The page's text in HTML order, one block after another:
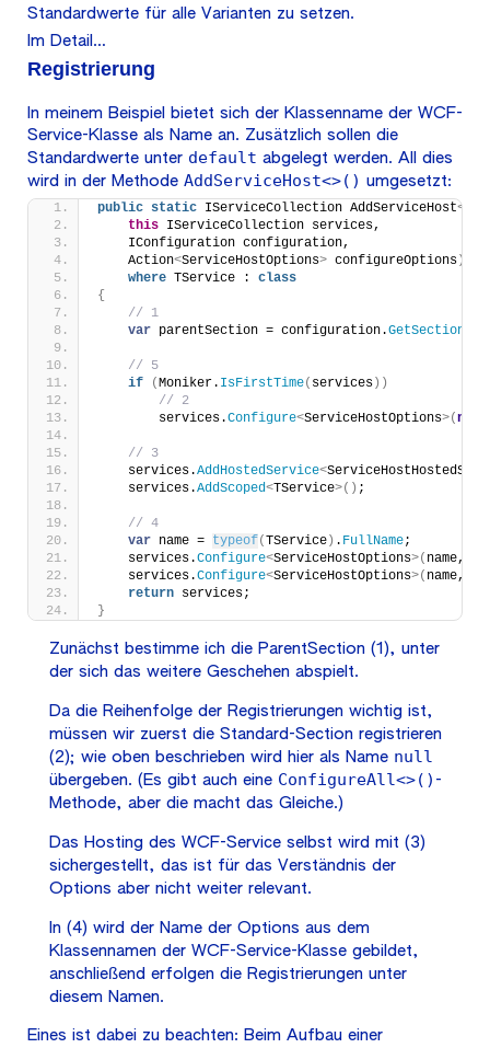
Standardwerte für alle Varianten zu setzen.
Im Detail…
Registrierung
In meinem Beispiel bietet sich der Klassenname der WCF-
Service-Klasse als Name an. Zusätzlich sollen die
Standardwerte unter default abgelegt werden. All dies
wird in der Methode AddServiceHost<>() umgesetzt:
public static IServiceCollection AddServiceHost<
this IServiceCollection services,
    IConfiguration configuration,
    Action
<ServiceHostOptions> configureOptions )
where TService : class
{
// 1
var parentSection = configuration.GetSection
// 5
if
(Moniker. IsFirstTime( services ))
// 2
        services.
Configure<ServiceHostOptions>(null
// 3
    services.
AddHostedService<
    services.
AddScoped<TService>() ;
// 4
var name = typeof(TService ) . FullName;
    services.
Configure<ServiceHostOptions>( name,
    services.
Configure<ServiceHostOptions>( name,
return services;
}
Zunächst bestimme ich die ParentSection (1), unter
der sich das weitere Geschehen abspielt.
Da die Reihenfolge der Registrierungen wichtig ist,
müssen wir zuerst die Standard-Section registrieren
(2); wie oben beschrieben wird hier als Name null
übergeben. (Es gibt auch eine ConfigureAll<>() -
Methode, aber die macht das Gleiche.)
Das Hosting des WCF-Service selbst wird mit (3)
sichergestellt, das ist für das Verständnis der
Options aber nicht weiter relevant.
In (4) wird der Name der Options aus dem
Klassennamen der WCF-Service-Klasse gebildet,
anschließend erfolgen die Registrierungen unter
diesem Namen.
Eines ist dabei zu beachten: Beim Aufbau einer